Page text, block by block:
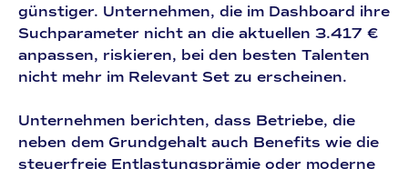
günstiger. Unternehmen, die im Dashboard ihre
Suchparameter nicht an die aktuellen 3.417 €
anpassen, riskieren, bei den besten Talenten
nicht mehr im Relevant Set zu erscheinen.
Unternehmen berichten, dass Betriebe, die
neben dem Grundgehalt auch Benefits wie die
steuerfreie Entlastungsprämie oder moderne